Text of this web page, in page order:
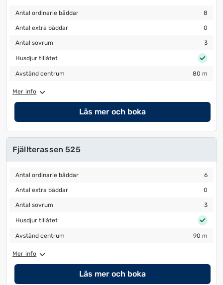
Antal ordinarie bäddar
Antal ordinarie bäddar 8
Antal extra bäddar
Antal extra bäddar 0
Antal sovrum
Antal sovrum 3
Husdjur tillåtet
Husdjur tillåtet
Avstånd centrum
Avstånd centrum 80 m
Mer info
Läs mer och boka
Fjällterassen 525
Antal ordinarie bäddar
Antal ordinarie bäddar 6
Antal extra bäddar
Antal extra bäddar 0
Antal sovrum
Antal sovrum 3
Husdjur tillåtet
Husdjur tillåtet
Avstånd centrum
Avstånd centrum 90 m
Mer info
Läs mer och boka